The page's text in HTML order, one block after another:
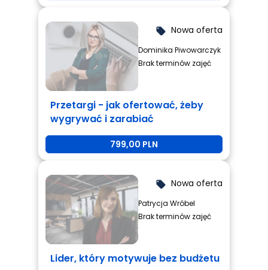
local_offer Nowa oferta
Dominika Piwowarczyk
Brak terminów zajęć
Przetargi - jak ofertować, żeby
wygrywać i zarabiać
799,00 PLN
local_offer Nowa oferta
Patrycja Wróbel
Brak terminów zajęć
Lider, który motywuje bez budżetu